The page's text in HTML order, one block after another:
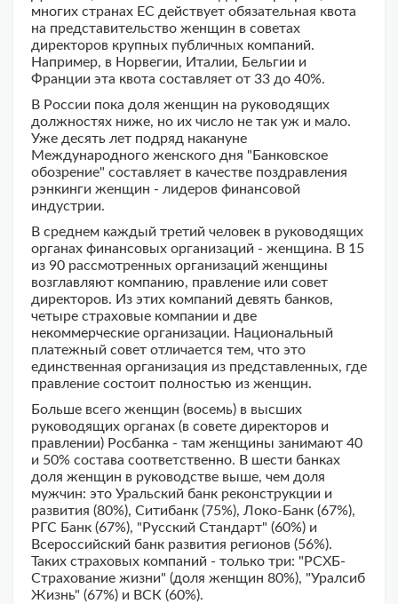
многих странах ЕС действует обязательная квота
на представительство женщин в советах
директоров крупных публичных компаний.
Например, в Норвегии, Италии, Бельгии и
Франции эта квота составляет от 33 до 40%.
В России пока доля женщин на руководящих
должностях ниже, но их число не так уж и мало.
Уже десять лет подряд накануне
Международного женского дня "Банковское
обозрение" составляет в качестве поздравления
рэнкинги женщин - лидеров финансовой
индустрии.
В среднем каждый третий человек в руководящих
органах финансовых организаций - женщина. В 15
из 90 рассмотренных организаций женщины
возглавляют компанию, правление или совет
директоров. Из этих компаний девять банков,
четыре страховые компании и две
некоммерческие организации. Национальный
платежный совет отличается тем, что это
единственная организация из представленных, где
правление состоит полностью из женщин.
Больше всего женщин (восемь) в высших
руководящих органах (в совете директоров и
правлении) Росбанка - там женщины занимают 40
и 50% состава соответственно. В шести банках
доля женщин в руководстве выше, чем доля
мужчин: это Уральский банк реконструкции и
развития (80%), Ситибанк (75%), Локо-Банк (67%),
РГС Банк (67%), "Русский Стандарт" (60%) и
Всероссийский банк развития регионов (56%).
Таких страховых компаний - только три: "РСХБ-
Страхование жизни" (доля женщин 80%), "Уралсиб
Жизнь" (67%) и ВСК (60%).